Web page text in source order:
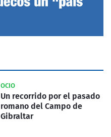
OCIO
Un recorrido por el pasado
romano del Campo de
Gibraltar